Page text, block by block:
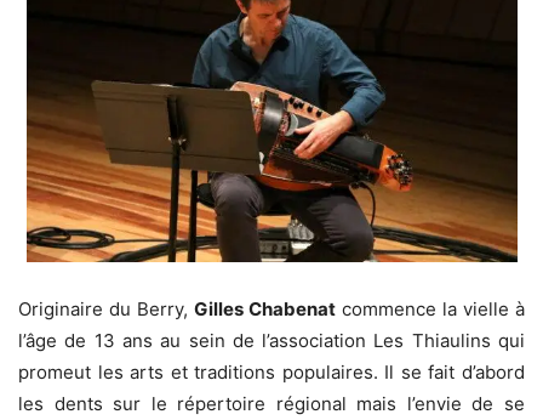
Originaire du Berry, Gilles Chabenat commence la vielle à
l’âge de 13 ans au sein de l’association Les Thiaulins qui
promeut les arts et traditions populaires. Il se fait d’abord
les dents sur le répertoire régional mais l’envie de se